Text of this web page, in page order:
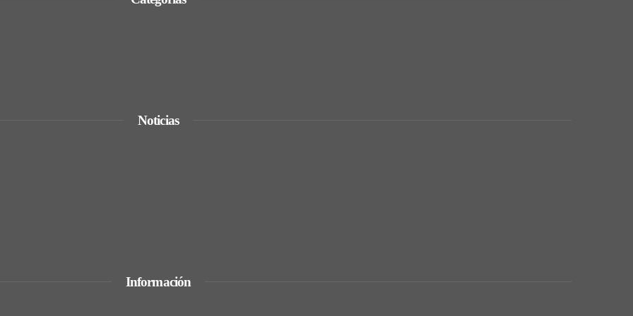
Noticias
Información